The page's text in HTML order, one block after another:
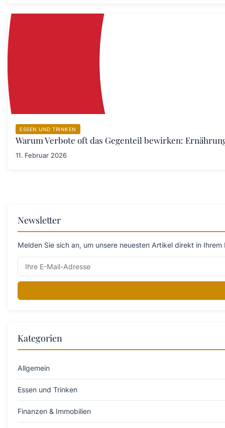
ESSEN UND TRINKEN
Warum Verbote oft das Gegenteil bewirken:
11. Februar 2026
Newsletter
Melden Sie sich an, um unsere neuesten Artikel direkt in
Kategorien
Allgemein
Essen und Trinken
Finanzen & Immobilien